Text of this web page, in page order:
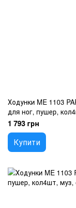
Ходунки ME 1103
для ног, пушер,
1 793 грн
Купити